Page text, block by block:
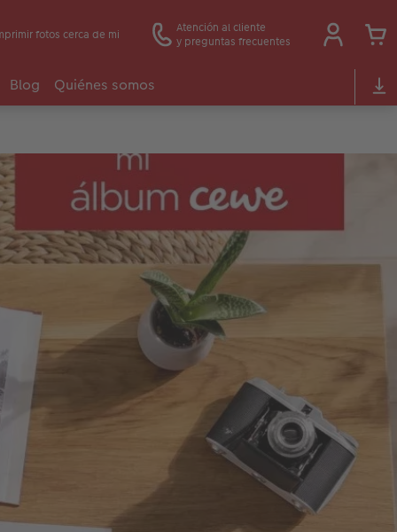
fotos cerca de mi
Atención al cliente
y preguntas frecuentes
Blog Quiénes somos